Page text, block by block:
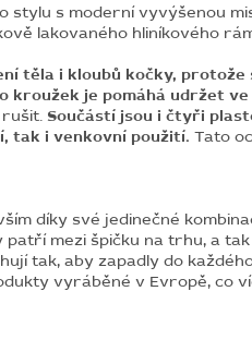
s moderní vyvýšenou
lakovaného hliníkového
těla i kloubů kočky,
kroužek je pomáhá udržet
rušit. Součástí jsou i čtyři
tak i venkovní použití. Tato
díky své jedinečné
mezi špičku na trhu, a
tak, aby zapadly do
vyráběné v Evropě, co